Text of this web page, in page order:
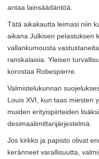
antaa lainsäädäntöä.
Tätä aikakautta leimasi niin
aikana Julkisen pelastuksen
vallankumousta
ranskalaisia. Yleisen
korostaa Robespierre.
Valmistelukunnan
Louis XVI, kun taas miesten
muiden erityispiirteiden
desimaalimittarijärjestelmä.
Jos kirkko ja papisto olivat
keränneet varallisuutta,